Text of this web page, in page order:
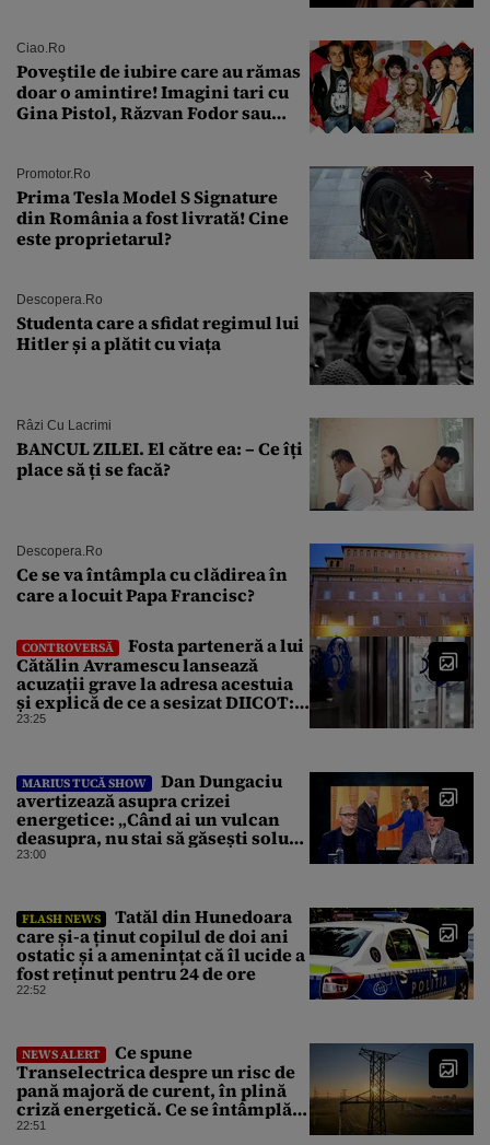
Ciao.ro
Poveştile de iubire care au rămas
doar o amintire! Imagini tari cu
Gina Pistol, Răzvan Fodor sau
Promotor.ro
Prima Tesla Model S Signature
din România a fost livrată! Cine
este proprietarul?
Descopera.ro
Studenta care a sfidat regimul lui
Hitler și a plătit cu viața
Râzi Cu Lacrimi
BANCUL ZILEI. El către ea: – Ce îți
place să ți se facă?
Descopera.ro
Ce se va întâmpla cu clădirea în
care a locuit Papa Francisc?
CONTROVERSĂ
Fosta parteneră a lui
Cătălin Avramescu lansează
acuzații grave la adresa acestuia
și explică de ce a sesizat DIICOT:
„Făcea baie complet dezbrăcat cu
23:25
MARIUS TUCĂ SHOW
Dan Dungaciu
avertizează asupra crizei
energetice: „Când ai un vulcan
deasupra, nu stai să găsești soluții
cu leucoplast”
23:00
FLASH NEWS
Tatăl din Hunedoara
care și-a ținut copilul de doi ani
ostatic și a amenințat că îl ucide a
fost reținut pentru 24 de ore
22:52
NEWS ALERT
Ce spune
Transelectrica despre un risc de
pană majoră de curent, în plină
criză energetică. Ce se întâmplă
cu Sistemul Electroenergetic
22:51